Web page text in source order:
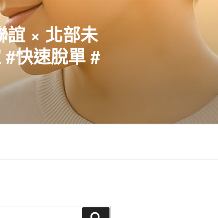
誼 × 北部未
快速脫單 #